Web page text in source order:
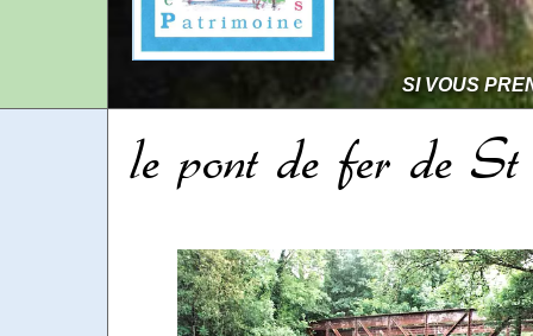
SI VOUS
le pont de fer de St